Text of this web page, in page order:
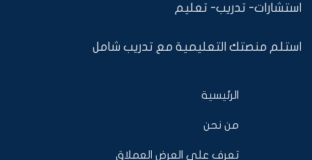
استشارات- تدريب- تعليم
استلم منصتك التعليمية مع تدريب شامل
الرئيسية
من نحن
تعرف على العرض العملاق